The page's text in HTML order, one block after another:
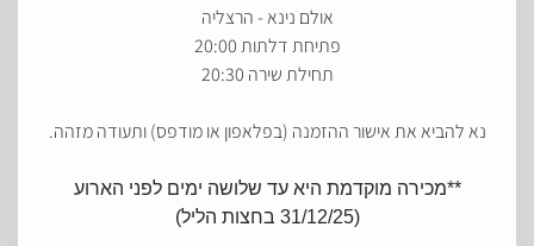
אולם נינא - הרצליה
פתיחת דלתות 20:00
תחילת שירה 20:30
נא להביא את אישור ההזמנה (בפלאפון או מודפס) ותעודה מזהה.
**מכירה מוקדמת היא עד שלושה ימים לפני הארוע
(31/12/25 בחצות הליל)